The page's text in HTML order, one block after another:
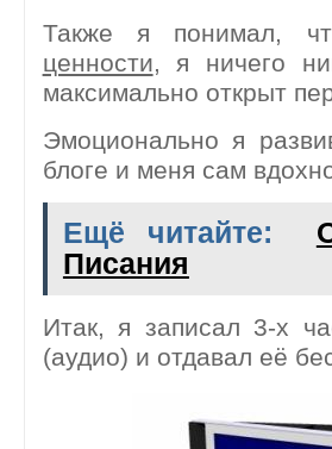
Также я понимал,
ценности, я ничего
максимально открыт
Эмоционально я
блоге и меня сам
Ещё читайте:
Писания
Итак, я записал 3-х
(аудио) и отдавал её